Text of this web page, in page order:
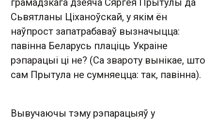
Сьвятланы Ціханоўскай, у якім ён
наўпрост запатрабаваў вызначыцца:
павінна Беларусь плаціць Украіне
рэпарацыі ці не? (Са звароту вынікае, што
сам Прытула не сумняецца: так, павінна).
Вывучаючы тэму рэпарацыяў у